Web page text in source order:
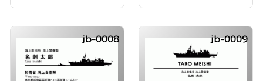
jb-0008 jb-0009